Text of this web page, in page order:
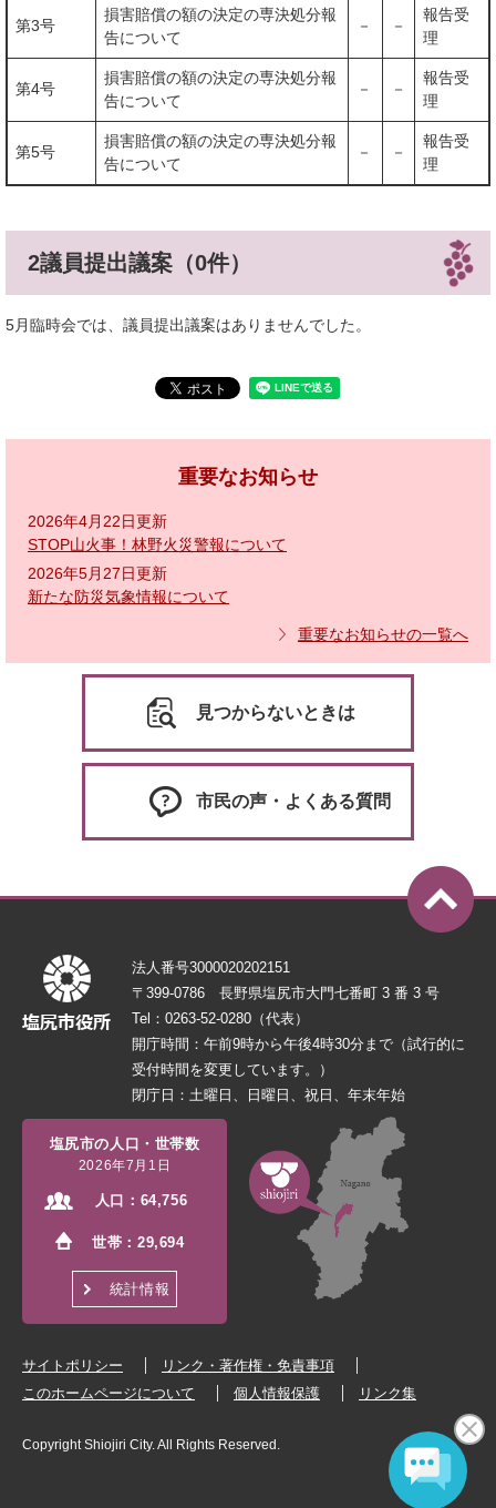
第3号
損害賠償の額の決定の専決処分報
告について
－ －
報告受
理
第4号
損害賠償の額の決定の専決処分報
告について
－ －
報告受
理
第5号
損害賠償の額の決定の専決処分報
告について
－ －
報告受
理
2議員提出議案（0件）
5月臨時会では、議員提出議案はありませんでした。
重要なお知らせ
2026年4月22日更新
STOP山火事！林野火災警報について
2026年5月27日更新
新たな防災気象情報について
重要なお知らせの一覧へ
見つからないときは
市民の声・よくある質問
法人番号3000020202151
〒399-0786 長野県塩尻市大門七番町 3 番 3 号
Tel：0263-52-0280（代表）
開庁時間：午前9時から午後4時30分まで（試行的に
受付時間を変更しています。）
閉庁日：土曜日、日曜日、祝日、年末年始
塩尻市の人口・世帯数
2026年7月1日
人口： 64,756
世帯：29,694
統計情報
サイトポリシー
リンク・著作権・免責事項
このホームページについて
個人情報保護 リンク集
Copyright Shiojiri City. All Rights Reserved.